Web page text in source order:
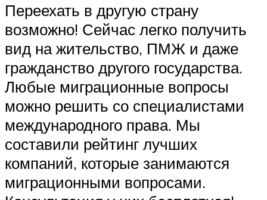
Переехать в другую страну
возможно! Сейчас легко получить
вид на жительство, ПМЖ и даже
гражданство другого государства.
Любые миграционные вопросы
можно решить со специалистами
международного права. Мы
составили рейтинг лучших
компаний, которые занимаются
миграционными вопросами.